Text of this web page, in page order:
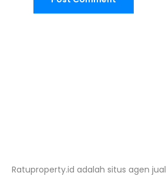
Ratuproperty.id adalah situs agen jual